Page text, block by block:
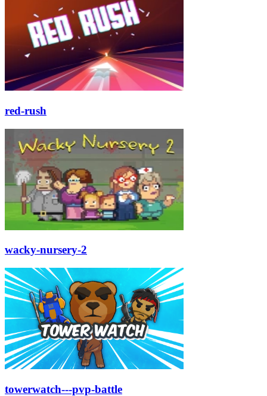
red-rush
wacky-nursery-2
towerwatch---pvp-battle